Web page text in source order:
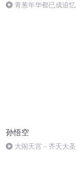
青葱年华都已成追忆
孙悟空
大闹天宫－齐天大圣